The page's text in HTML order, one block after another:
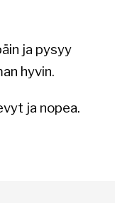
ja pysyy
hyvin.
ja nopea.